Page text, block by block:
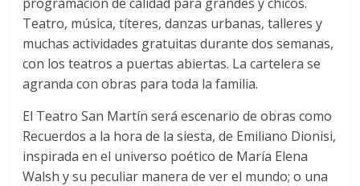
Teatro, música, títeres, danzas urbanas, talleres y
muchas actividades gratuitas durante dos semanas,
con los teatros a puertas abiertas. La cartelera se
agranda con obras para toda la familia.
El Teatro San Martín será escenario de obras como
Recuerdos a la hora de la siesta, de Emiliano Dionisi,
inspirada en el universo poético de María Elena
Walsh y su peculiar manera de ver el mundo; o una